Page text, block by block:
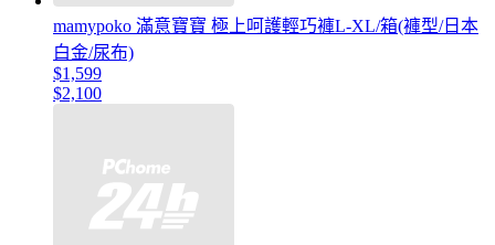
mamypoko 滿意寶寶 極上呵護輕巧褲L-XL/箱(褲型/日本
白金/尿布)
$1,599
$2,100